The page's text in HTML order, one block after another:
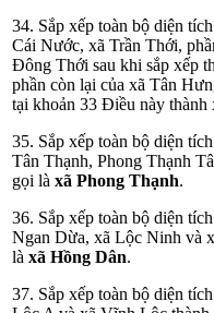
34. Sắp xếp toàn bộ diện
Cái Nước, xã Trần Thới,
Đông Thới sau khi sắp xếp
phần còn lại của xã Tân
tại khoản 33 Điều này thành
35. Sắp xếp toàn bộ diện
Tân Thạnh, Phong Thạnh
gọi là xã Phong Thạnh.
36. Sắp xếp toàn bộ diện
Ngan Dừa, xã Lộc Ninh và
là xã Hồng Dân.
37. Sắp xếp toàn bộ diện